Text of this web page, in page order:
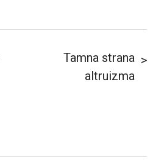
Tamna strana
altruizma